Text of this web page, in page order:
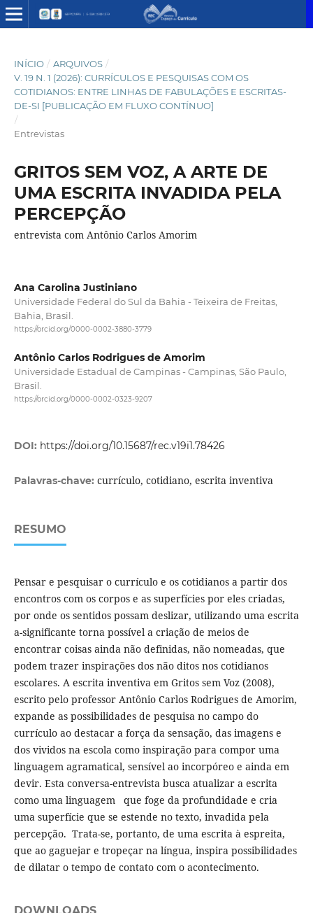
INÍCIO / ARQUIVOS /
V. 19 N. 1 (2026): CURRÍCULOS E PESQUISAS COM OS
COTIDIANOS: ENTRE LINHAS DE FABULAÇÕES E ESCRITAS-
DE-SI [PUBLICAÇÃO EM FLUXO CONTÍNUO]
/
Entrevistas
GRITOS SEM VOZ, A ARTE DE
UMA ESCRITA INVADIDA PELA
PERCEPÇÃO
entrevista com Antônio Carlos Amorim
Ana Carolina Justiniano
Universidade Federal do Sul da Bahia - Teixeira de Freitas,
Bahia, Brasil.
https://orcid.org/0000-0002-3880-3779
Antônio Carlos Rodrigues de Amorim
Universidade Estadual de Campinas - Campinas, São Paulo,
Brasil.
https://orcid.org/0000-0002-0323-9207
DOI: https://doi.org/10.15687/rec.v19i1.78426
Palavras-chave: currículo, cotidiano, escrita inventiva
RESUMO
Pensar e pesquisar o currículo e os cotidianos a partir dos
encontros com os corpos e as superfícies por eles criadas,
por onde os sentidos possam deslizar, utilizando uma escrita
a-significante torna possível a criação de meios de
encontrar coisas ainda não definidas, não nomeadas, que
podem trazer inspirações dos não ditos nos cotidianos
escolares. A escrita inventiva em Gritos sem Voz (2008),
escrito pelo professor Antônio Carlos Rodrigues de Amorim,
expande as possibilidades de pesquisa no campo do
currículo ao destacar a força da sensação, das imagens e
dos vividos na escola como inspiração para compor uma
linguagem agramatical, sensível ao incorpóreo e ainda em
devir. Esta conversa-entrevista busca atualizar a escrita
como uma linguagem que foge da profundidade e cria
uma superfície que se estende no texto, invadida pela
percepção. Trata-se, portanto, de uma escrita à espreita,
que ao gaguejar e tropeçar na língua, inspira possibilidades
de dilatar o tempo de contato com o acontecimento.
DOWNLOADS